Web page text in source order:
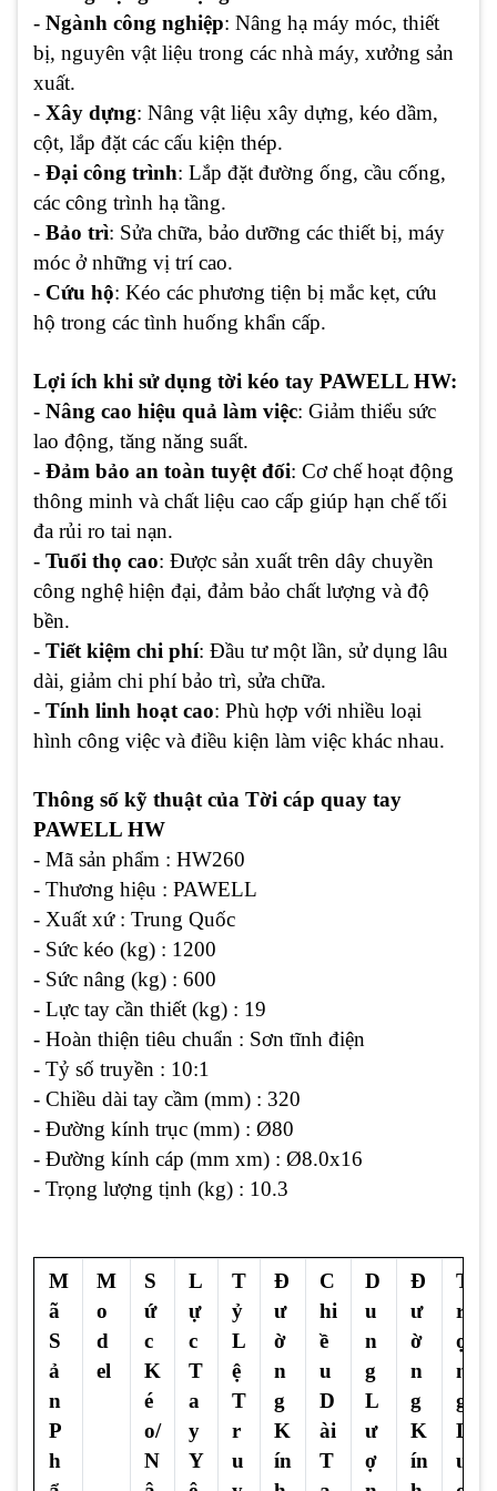
- Ngành công nghiệp: Nâng hạ máy móc, thiết
bị, nguyên vật liệu trong các nhà máy, xưởng sản
xuất.
- Xây dựng: Nâng vật liệu xây dựng, kéo dầm,
cột, lắp đặt các cấu kiện thép.
- Đại công trình: Lắp đặt đường ống, cầu cống,
các công trình hạ tầng.
- Bảo trì: Sửa chữa, bảo dưỡng các thiết bị, máy
móc ở những vị trí cao.
- Cứu hộ: Kéo các phương tiện bị mắc kẹt, cứu
hộ trong các tình huống khẩn cấp.
Lợi ích khi sử dụng tời kéo tay PAWELL HW:
- Nâng cao hiệu quả làm việc: Giảm thiểu sức
lao động, tăng năng suất.
- Đảm bảo an toàn tuyệt đối: Cơ chế hoạt động
thông minh và chất liệu cao cấp giúp hạn chế tối
đa rủi ro tai nạn.
- Tuổi thọ cao: Được sản xuất trên dây chuyền
công nghệ hiện đại, đảm bảo chất lượng và độ
bền.
- Tiết kiệm chi phí: Đầu tư một lần, sử dụng lâu
dài, giảm chi phí bảo trì, sửa chữa.
- Tính linh hoạt cao: Phù hợp với nhiều loại
hình công việc và điều kiện làm việc khác nhau.
Thông số kỹ thuật của Tời cáp quay tay
PAWELL HW
- Mã sản phẩm : HW260
- Thương hiệu : PAWELL
- Xuất xứ : Trung Quốc
- Sức kéo (kg) : 1200
- Sức nâng (kg) : 600
- Lực tay cần thiết (kg) : 19
- Hoàn thiện tiêu chuẩn : Sơn tĩnh điện
- Tỷ số truyền : 10:1
- Chiều dài tay cầm (mm) : 320
- Đường kính trục (mm) : Ø80
- Đường kính cáp (mm xm) : Ø8.0x16
- Trọng lượng tịnh (kg) : 10.3
M
ã
S
ả
n
P
h
M
o
d
el
S
ứ
c
K
é
o/
N
L
ự
c
T
a
y
Y
T
ỷ
L
ệ
T
r
u
Đ
ư
ờ
n
g
K
ín
C
hi
ề
u
D
ài
T
D
u
n
g
L
ư
ợ
Đ
ư
ờ
n
g
K
ín
T
r
ọ
n
g
L
ư